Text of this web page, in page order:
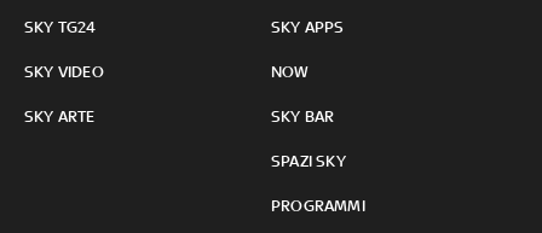
SKY TG24
SKY VIDEO
SKY ARTE
SKY APPS
NOW
SKY BAR
SPAZI SKY
PROGRAMMI